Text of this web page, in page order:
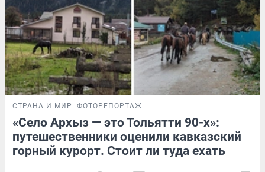
СТРАНА И МИР ФОТОРЕПОРТАЖ
«Село Архыз — это Тольятти 90-х»:
путешественники оценили кавказский
горный курорт. Стоит ли туда ехать